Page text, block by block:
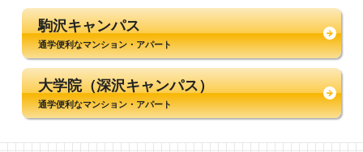
駒沢キャンパス
通学便利なマンション・アパート
大学院（深沢キャンパス）
通学便利なマンション・アパート